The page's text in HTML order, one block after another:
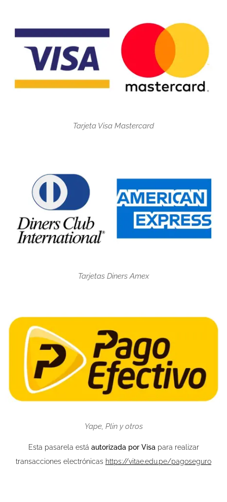
Tarjeta Visa Mastercard
Tarjetas Diners Amex
Yape, Plin y otros
Esta pasarela está autorizada por Visa para realizar
transacciones electrónicas https://vitae.edu.pe/pagoseguro